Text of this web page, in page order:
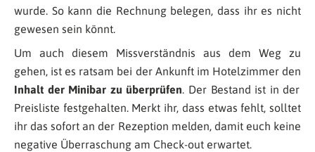
wurde. So kann die Rechnung belegen, dass ihr es nicht
gewesen sein könnt.
Um auch diesem Missverständnis aus dem Weg zu
gehen, ist es ratsam bei der Ankunft im Hotelzimmer den
Inhalt der Minibar zu überprüfen. Der Bestand ist in der
Preisliste festgehalten. Merkt ihr, dass etwas fehlt, solltet
ihr das sofort an der Rezeption melden, damit euch keine
negative Überraschung am Check-out erwartet.